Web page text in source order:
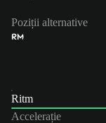
Poziții alternative
RM
Ritm
Accelerație